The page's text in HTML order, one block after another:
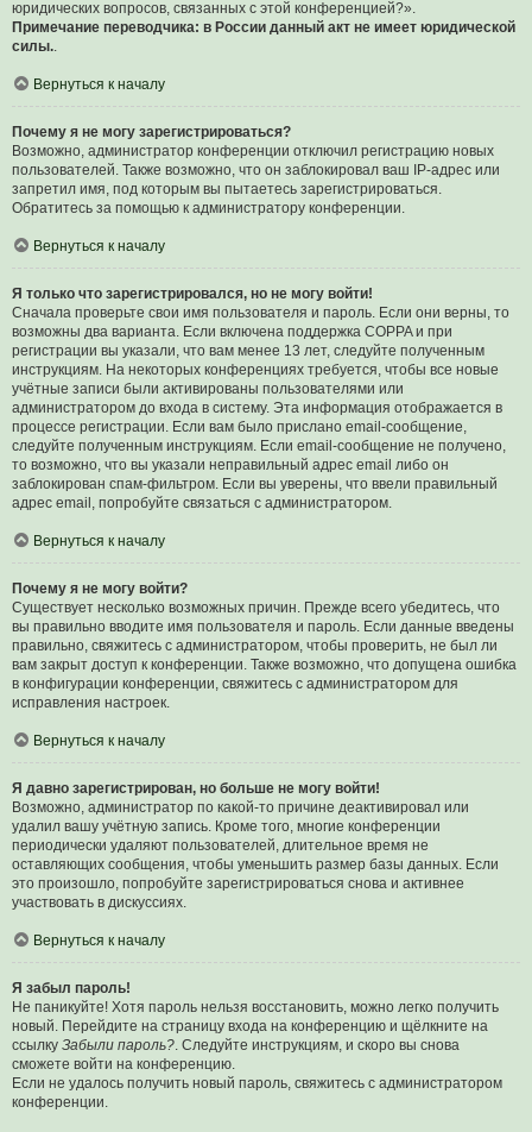
юридических вопросов, связанных с этой конференцией?».
Примечание переводчика: в России данный акт не имеет юридической
силы..
Вернуться к началу
Почему я не могу зарегистрироваться?
Возможно, администратор конференции отключил регистрацию новых
пользователей. Также возможно, что он заблокировал ваш IP-адрес или
запретил имя, под которым вы пытаетесь зарегистрироваться.
Обратитесь за помощью к администратору конференции.
Вернуться к началу
Я только что зарегистрировался, но не могу войти!
Сначала проверьте свои имя пользователя и пароль. Если они верны, то
возможны два варианта. Если включена поддержка COPPA и при
регистрации вы указали, что вам менее 13 лет, следуйте полученным
инструкциям. На некоторых конференциях требуется, чтобы все новые
учётные записи были активированы пользователями или
администратором до входа в систему. Эта информация отображается в
процессе регистрации. Если вам было прислано email-сообщение,
следуйте полученным инструкциям. Если email-сообщение не получено,
то возможно, что вы указали неправильный адрес email либо он
заблокирован спам-фильтром. Если вы уверены, что ввели правильный
адрес email, попробуйте связаться с администратором.
Вернуться к началу
Почему я не могу войти?
Существует несколько возможных причин. Прежде всего убедитесь, что
вы правильно вводите имя пользователя и пароль. Если данные введены
правильно, свяжитесь с администратором, чтобы проверить, не был ли
вам закрыт доступ к конференции. Также возможно, что допущена ошибка
в конфигурации конференции, свяжитесь с администратором для
исправления настроек.
Вернуться к началу
Я давно зарегистрирован, но больше не могу войти!
Возможно, администратор по какой-то причине деактивировал или
удалил вашу учётную запись. Кроме того, многие конференции
периодически удаляют пользователей, длительное время не
оставляющих сообщения, чтобы уменьшить размер базы данных. Если
это произошло, попробуйте зарегистрироваться снова и активнее
участвовать в дискуссиях.
Вернуться к началу
Я забыл пароль!
Не паникуйте! Хотя пароль нельзя восстановить, можно легко получить
новый. Перейдите на страницу входа на конференцию и щёлкните на
ссылку Забыли пароль?. Следуйте инструкциям, и скоро вы снова
сможете войти на конференцию.
Если не удалось получить новый пароль, свяжитесь с администратором
конференции.